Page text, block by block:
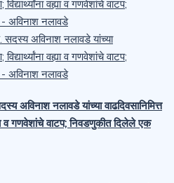
अविनाश नलावडे यांच्या वाढदिवसानिमित्त
व गणवेशांचे वाटप; निवडणुकीत दिलेले एक